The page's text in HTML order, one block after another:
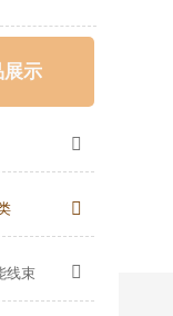
展示


线束 